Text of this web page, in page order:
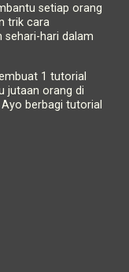
setiap orang
trik cara
sehari-hari dalam
1 tutorial
jutaan orang di
berbagi tutorial